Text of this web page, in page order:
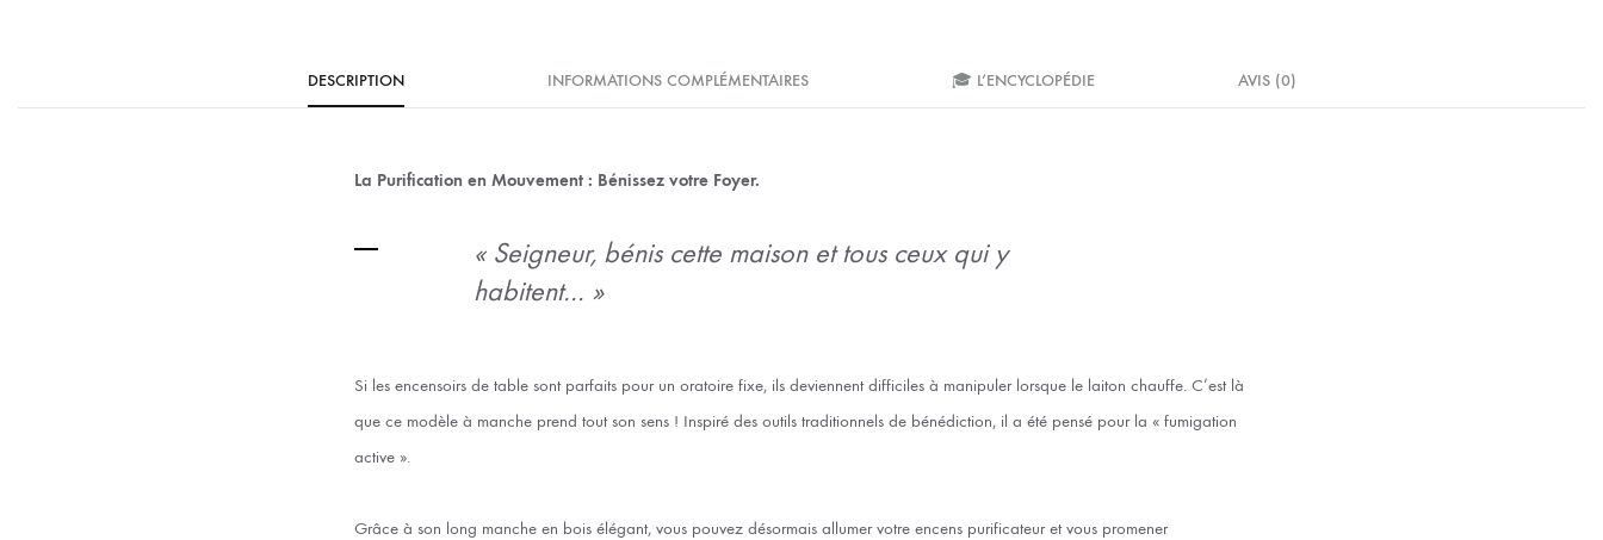
DESCRIPTION INFORMATIONS COMPLÉMENTAIRES 🎓 L’ENCYCLOPÉDIE AVIS (0)
La Purification en Mouvement : Bénissez votre Foyer.
« Seigneur, bénis cette maison et tous ceux qui y
habitent… »
Si les encensoirs de table sont parfaits pour un oratoire fixe, ils deviennent difficiles à manipuler lorsque le laiton chauffe. C’est là
que ce modèle à manche prend tout son sens ! Inspiré des outils traditionnels de bénédiction, il a été pensé pour la « fumigation
active ».
Grâce à son long manche en bois élégant, vous pouvez désormais allumer votre encens purificateur et vous promener